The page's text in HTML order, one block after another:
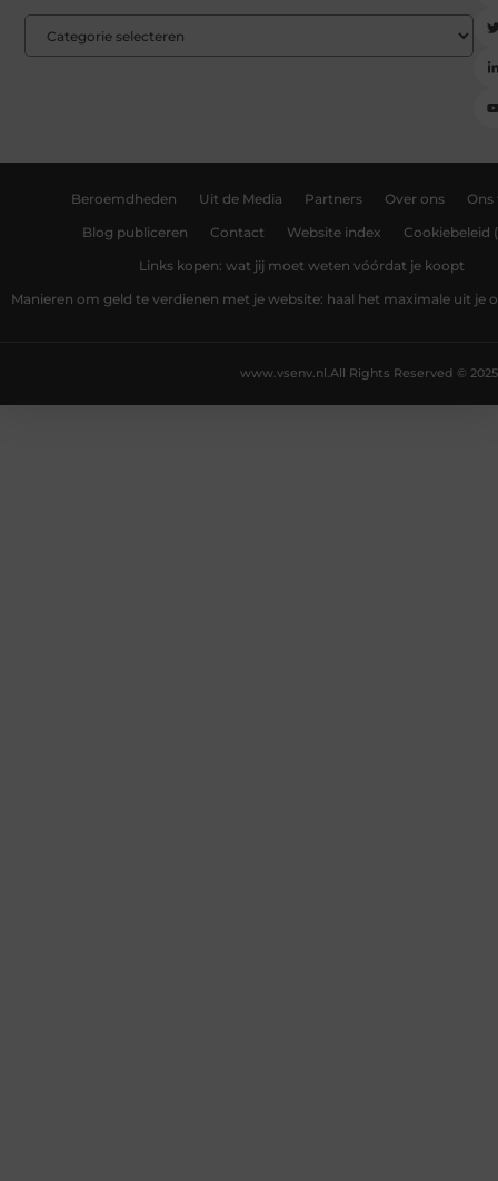
Beroemdheden Uit de Media Partners Over ons Ons
Blog publiceren Contact Website index Cookiebeleid
Links kopen: wat jij moet weten vóórdat je koopt
Manieren om geld te verdienen met je website: haal het maximale uit je
All Rights Reserved © 2025
www.vsenv.nl.